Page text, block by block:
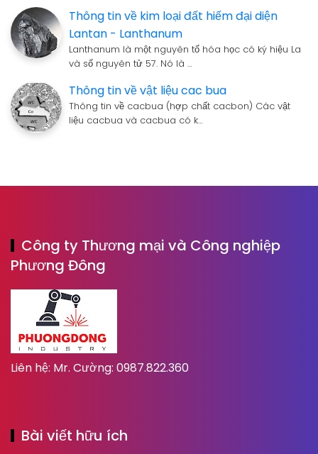
Thông tin về kim loại đất hiếm đại diện
Lantan - Lanthanum
Lanthanum là một nguyên tố hóa học có ký hiệu La
và số nguyên tử 57. Nó là …
Thông tin về vật liệu cac bua
Thông tin về cacbua (hợp chất cacbon) Các vật
liệu cacbua và cacbua có k…
Công ty Thương mại và Công nghiệp
Phương Đông
Liên hệ: Mr. Cường: 0987.822.360
Bài viết hữu ích